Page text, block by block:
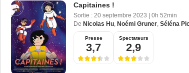
Capitaines !
Sortie : 20 septembre 2023
0h 52min
De Nicolas Hu, Noémi Gruner, Séléna
Presse
3,7
Spectateurs
2,9